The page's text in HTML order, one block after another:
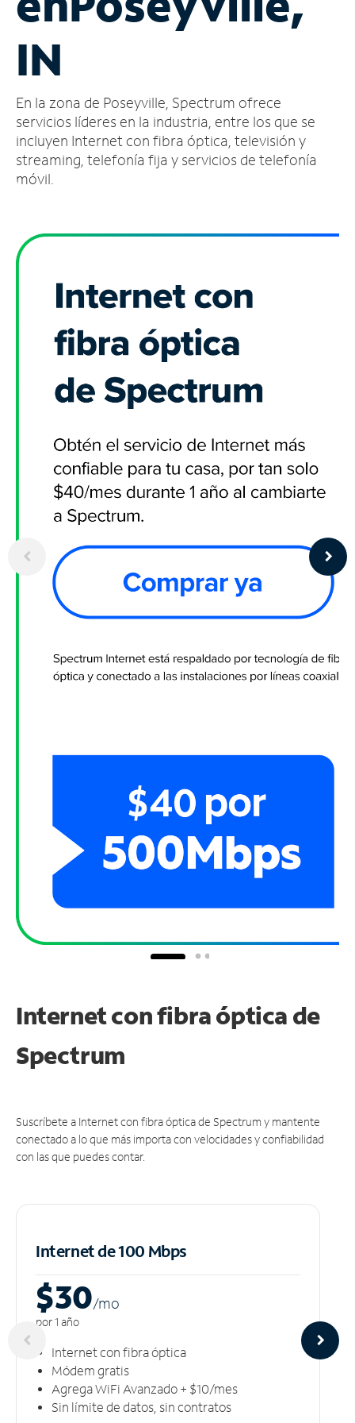
cuenta
Encuentra
tienda
IN
En la zona de Poseyville, Spectrum ofrece
servicios líderes en la industria, entre los que se
incluyen Internet con fibra óptica, televisión y
streaming, telefonía fija y servicios de telefonía
móvil.
Internet con fibra óptica de
Spectrum
Suscríbete a Internet con fibra óptica de Spectrum y mantente
conectado a lo que más importa con velocidades y confiabilidad
con las que puedes contar.
Internet de 100 Mbps
$30/mo
por 1 año
Internet con fibra óptica
Módem gratis
Agrega WiFi Avanzado + $10/mes
Sin límite de datos, sin contratos